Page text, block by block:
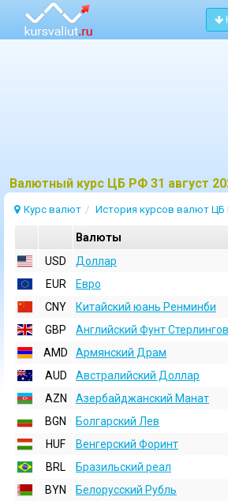
Bалютный курс ЦБ РФ 31 август
Курс валют История курсов валют ЦБ
Валюты
USD
Доллар
EUR
Евро
CNY
Китайский юань Ренминби
GBP
Английский Фунт Стерлингов
AMD
Армянский Драм
AUD
Австралийский Доллар
AZN
Азербайджанский Манат
BGN
Болгарский Лев
HUF
Венгерский Форинт
BRL
Бразильский реал
BYN
Белорусский Рубль